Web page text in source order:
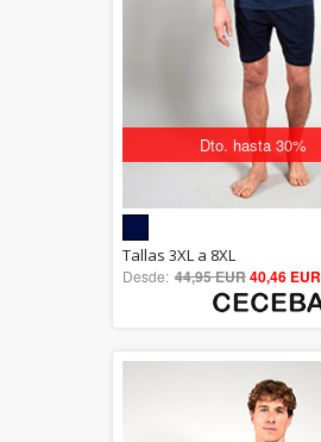
Dto. hasta 30%
5.00
out of 5
Tallas 3XL a 8XL
Desde: 44,95 EUR40,46 EUR